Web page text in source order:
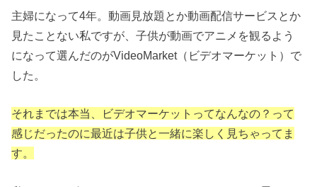
主婦になって4年。動画見放題とか動画配信サービスとか
見たことない私ですが、子供が動画でアニメを観るよう
になって選んだのがVideoMarket（ビデオマーケット）で
した。
それまでは本当、ビデオマーケットってなんなの？って
感じだったのに最近は子供と一緒に楽しく見ちゃってま
す。